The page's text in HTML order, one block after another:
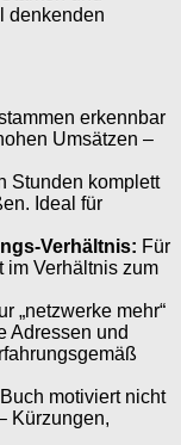
denkenden
erkennbar
Umsätzen –
Stunden komplett
Ideal für
Verhältnis: Für
im Verhältnis zum
„netzwerke mehr“
Adressen und
motiviert nicht
Kürzungen,